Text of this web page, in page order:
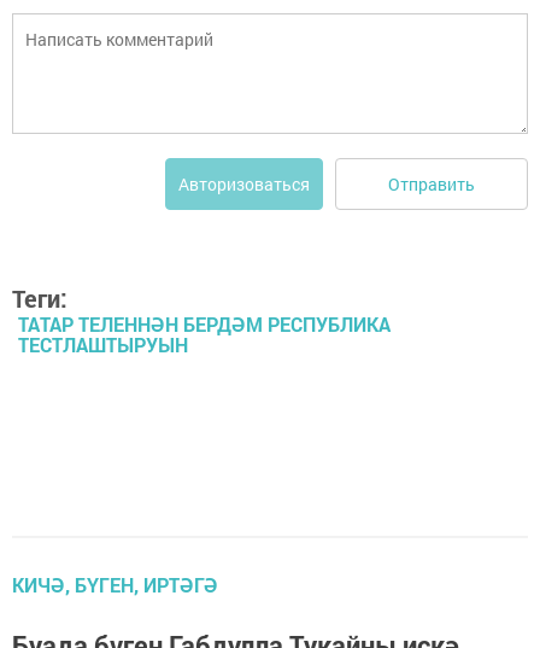
Авторизоваться Отправить
Теги:
ТАТАР ТЕЛЕННӘН БЕРДӘМ РЕСПУБЛИКА
ТЕСТЛАШТЫРУЫН
КИЧӘ, БҮГЕН, ИРТӘГӘ